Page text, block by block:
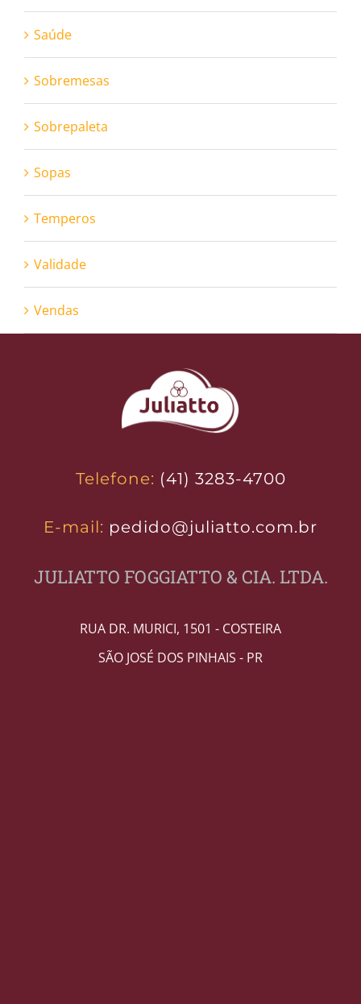
Saúde
Sobremesas
Sobrepaleta
Sopas
Temperos
Validade
Vendas
Telefone: (41) 3283-4700
E-mail: pedido@juliatto.com.br
JULIATTO FOGGIATTO & CIA. LTDA.
RUA DR. MURICI, 1501 - COSTEIRA
SÃO JOSÉ DOS PINHAIS - PR